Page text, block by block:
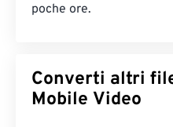
poche ore.
Converti altri
Mobile Video